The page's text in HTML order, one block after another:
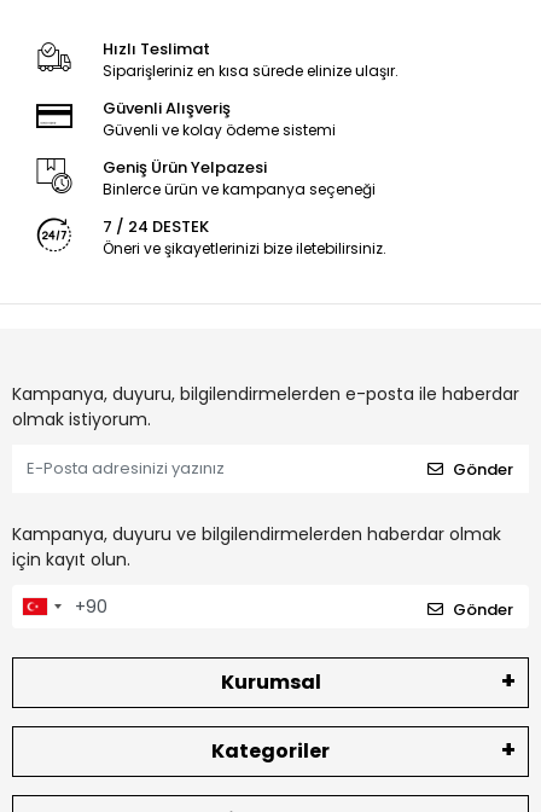
Hızlı Teslimat
Siparişleriniz en kısa sürede elinize ulaşır.
Güvenli Alışveriş
Güvenli ve kolay ödeme sistemi
Geniş Ürün Yelpazesi
Binlerce ürün ve kampanya seçeneği
7 / 24 DESTEK
Öneri ve şikayetlerinizi bize iletebilirsiniz.
Kampanya, duyuru, bilgilendirmelerden e-posta ile haberdar
olmak istiyorum.
Gönder
Kampanya, duyuru ve bilgilendirmelerden haberdar olmak
için kayıt olun.
Gönder
Kurumsal
Kategoriler